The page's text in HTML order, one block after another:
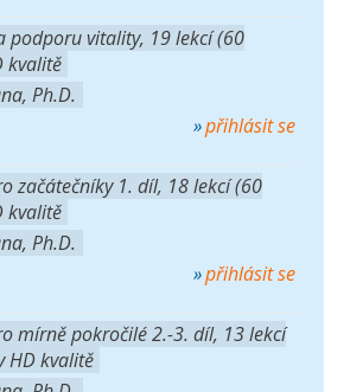
podporu vitality, 19 lekcí (60
kvalitě
Ph.D.
přihlásit se
začátečníky 1. díl, 18 lekcí (60
kvalitě
Ph.D.
přihlásit se
mírně pokročilé 2.-3. díl, 13 lekcí
HD kvalitě